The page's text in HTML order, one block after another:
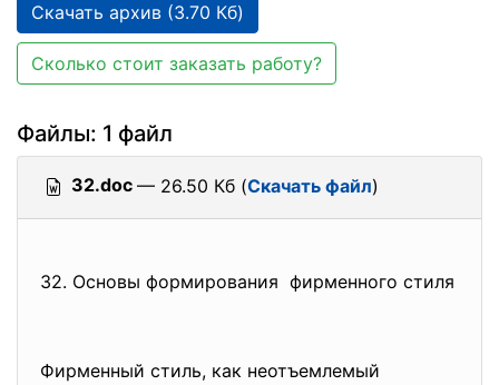
Скачать архив (3.70 Кб)
Сколько стоит заказать работу?
Файлы: 1 файл
32.doc — 26.50 Кб (Скачать файл)
32. Основы формирования фирменного стиля
Фирменный стиль, как неотъемлемый